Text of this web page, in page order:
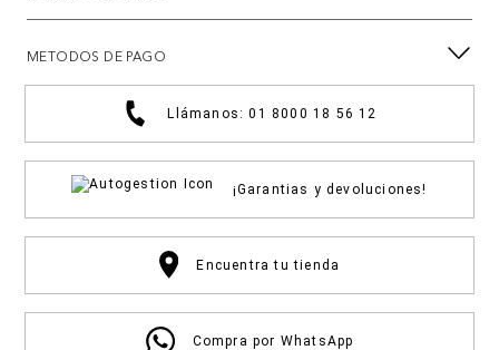
METODOS DE PAGO
Llámanos: 01 8000 18 56 12
¡Garantias y devoluciones!
Encuentra tu tienda
Compra por WhatsApp